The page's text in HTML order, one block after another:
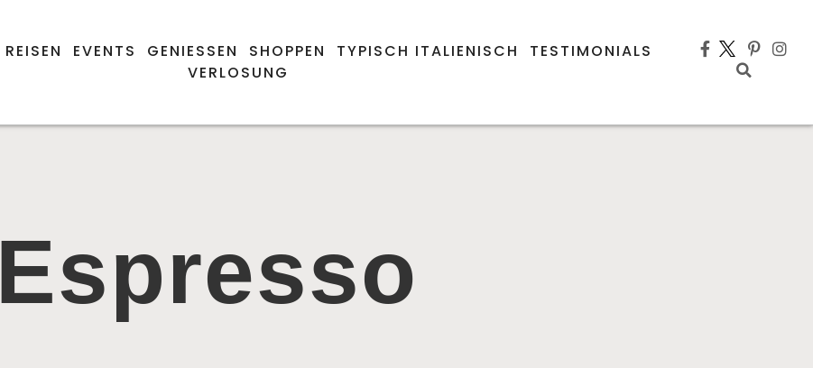
REISEN EVENTS GENIESSEN SHOPPEN TYPISCH ITALIENISCH
TESTIMONIALS
VERLOSUNG
Espresso